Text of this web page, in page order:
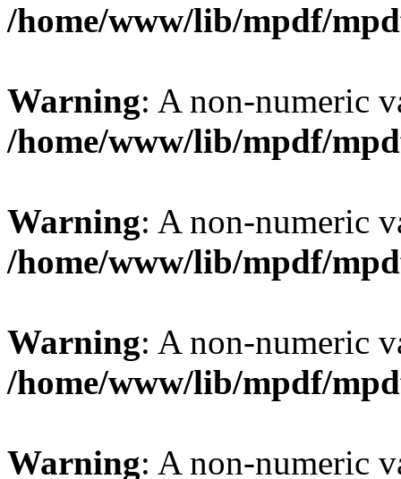
/home/www/lib/mpdf/
Warning: A non-numeric
/home/www/lib/mpdf/
Warning: A non-numeric
/home/www/lib/mpdf/
Warning: A non-numeric
/home/www/lib/mpdf/
Warning: A non-numeric